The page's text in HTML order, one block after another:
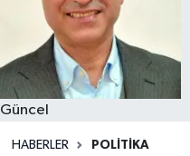
Güncel
HABERLER POLITIKA